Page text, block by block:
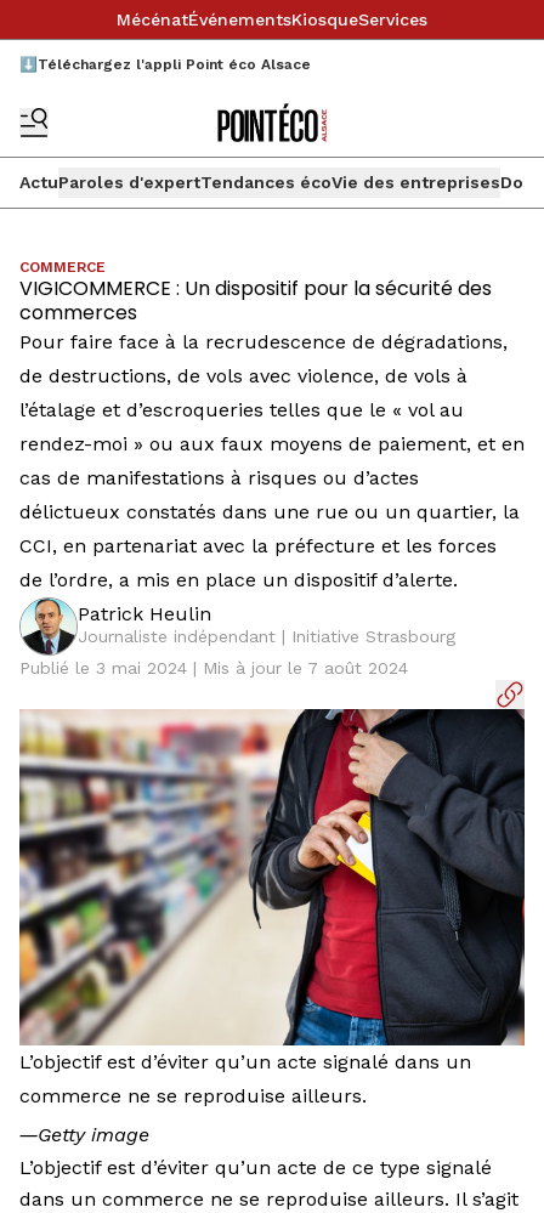
MécénatÉvénementsKiosqueServices
⬇️Téléchargez l'appli Point éco Alsace
ActuParoles d'expertTendances écoVie des entreprises
COMMERCE
VIGICOMMERCE : Un dispositif pour la sécurité des
commerces
Pour faire face à la recrudescence de dégradations,
de destructions, de vols avec violence, de vols à
l’étalage et d’escroqueries telles que le « vol au
rendez-moi » ou aux faux moyens de paiement, et en
cas de manifestations à risques ou d’actes
délictueux constatés dans une rue ou un quartier, la
CCI, en partenariat avec la préfecture et les forces
de l’ordre, a mis en place un dispositif d’alerte.
Patrick Heulin
Journaliste indépendant | Initiative Strasbourg
Publié le 3 mai 2024 | Mis à jour le 7 août 2024
L’objectif est d’éviter qu’un acte signalé dans un
commerce ne se reproduise ailleurs.
―Getty image
L’objectif est d’éviter qu’un acte de ce type signalé
dans un commerce ne se reproduise ailleurs. Il s’agit